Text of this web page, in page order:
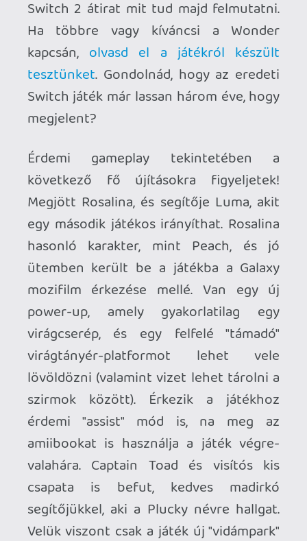
A helyszín, amely gyakorlatilag Mario
platformozós kihívásokat kínál helyi
kooperatív, és online zárt szobás
játékhoz. Ezek a kihívások vagy régi
pályák átvariálásával, vagy egyes szekciók
újragonodolásával machinálnak. Olyan
kihívásokat kapunk a helyi harcokhoz,
ahol érméket gyűjtögetünk,
bújócskázunk, baba-Yoshikat etetünk,
vagy szinkronizálva ugrálunk a túlélésért,
esetleg az alattunk tespedő platform
feljebb pumpálásáért. Az online
szobákban versenyezhetünk (propeller
virágokon, labdákon, vagy akár görkori-
kocsikba ülve), és itt is van bújócska.
A pályák teljesítésével Bellabel
vízcseppeket gyűjtögetünk, amelyek a kis
kertek locsolásakor hasznosulnak. A kicsi
terepelemeket meglocsolva pedig
különböző megnyitható virágokat
zsebelhetünk be, ezek kombinációival
variálhatjuk át a környezetet (pl. virágok,